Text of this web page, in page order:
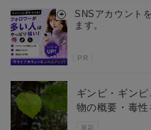
SNSアカウント
ます。
PR
草花
ギンピ・ギン
物の概要・毒性